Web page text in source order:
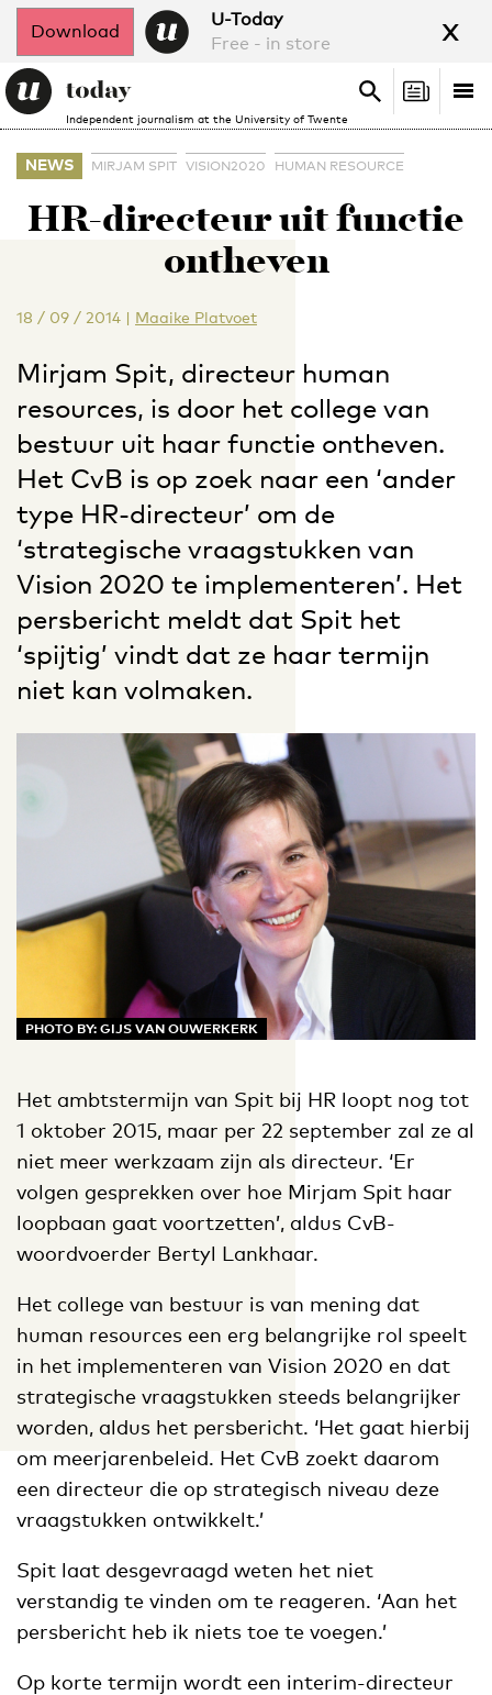
Download
U-Today
Free - in store
x
Independent journalism at the University of Twente
Search
Search
NEWS MIRJAM SPIT VISION2020 HUMAN RESOURCE
HR-directeur uit functie
ontheven
18 / 09 / 2014 | Maaike Platvoet
Mirjam Spit, directeur human
resources, is door het college van
bestuur uit haar functie ontheven.
Het CvB is op zoek naar een ‘ander
type HR-directeur’ om de
‘strategische vraagstukken van
Vision 2020 te implementeren’. Het
persbericht meldt dat Spit het
‘spijtig’ vindt dat ze haar termijn
niet kan volmaken.
PHOTO BY: GIJS VAN OUWERKERK
Het ambtstermijn van Spit bij HR loopt nog tot
1 oktober 2015, maar per 22 september zal ze al
niet meer werkzaam zijn als directeur. ‘Er
volgen gesprekken over hoe Mirjam Spit haar
loopbaan gaat voortzetten’, aldus CvB-
woordvoerder Bertyl Lankhaar.
Het college van bestuur is van mening dat
human resources een erg belangrijke rol speelt
in het implementeren van Vision 2020 en dat
strategische vraagstukken steeds belangrijker
worden, aldus het persbericht. ‘Het gaat hierbij
om meerjarenbeleid. Het CvB zoekt daarom
een directeur die op strategisch niveau deze
vraagstukken ontwikkelt.’
Spit laat desgevraagd weten het niet
verstandig te vinden om te reageren. ‘Aan het
persbericht heb ik niets toe te voegen.’
Op korte termijn wordt een interim-directeur